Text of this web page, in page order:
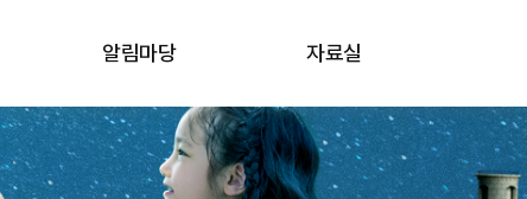
알림마당 자료실